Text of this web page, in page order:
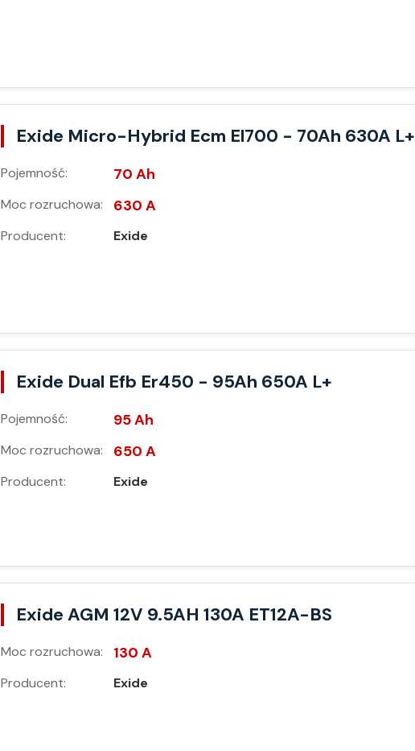
Exide Micro-Hybrid Ecm El700 - 70Ah 630A L+
Pojemność: 70 Ah
Moc rozruchowa: 630 A
Producent: Exide
Exide Dual Efb Er450 - 95Ah 650A L+
Pojemność: 95 Ah
Moc rozruchowa: 650 A
Producent: Exide
Exide AGM 12V 9.5AH 130A ET12A-BS
Moc rozruchowa: 130 A
Producent: Exide